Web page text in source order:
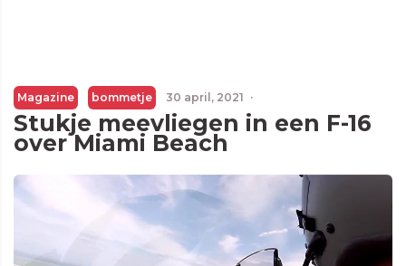
Magazine bommetje 30 april, 2021 ·
Stukje meevliegen in een F-16
over Miami Beach